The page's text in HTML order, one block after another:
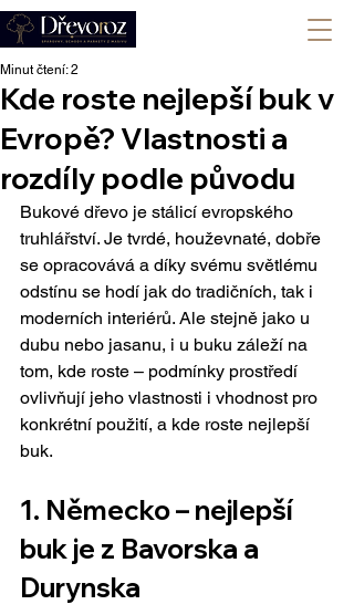
Kde roste nejlepší buk v
Evropě? Vlastnosti a
rozdíly podle původu
Minut čtení: 2
Bukové dřevo je stálicí evropského
truhlářství. Je tvrdé, houževnaté, dobře
se opracovává a díky svému světlému
odstínu se hodí jak do tradičních, tak i
moderních interiérů. Ale stejně jako u
dubu nebo jasanu, i u buku záleží na
tom, kde roste – podmínky prostředí
ovlivňují jeho vlastnosti i vhodnost pro
konkrétní použití, a kde roste nejlepší
buk.
1. Německo – nejlepší
buk je z Bavorska a
Durynska